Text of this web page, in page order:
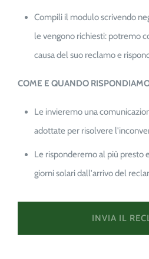
Compili il modulo scrivendo
le vengono richiesti: potremo
causa del suo reclamo e
COME E QUANDO
Le invieremo una
adottate per risolvere
Le risponderemo al più
giorni solari dall'arrivo del